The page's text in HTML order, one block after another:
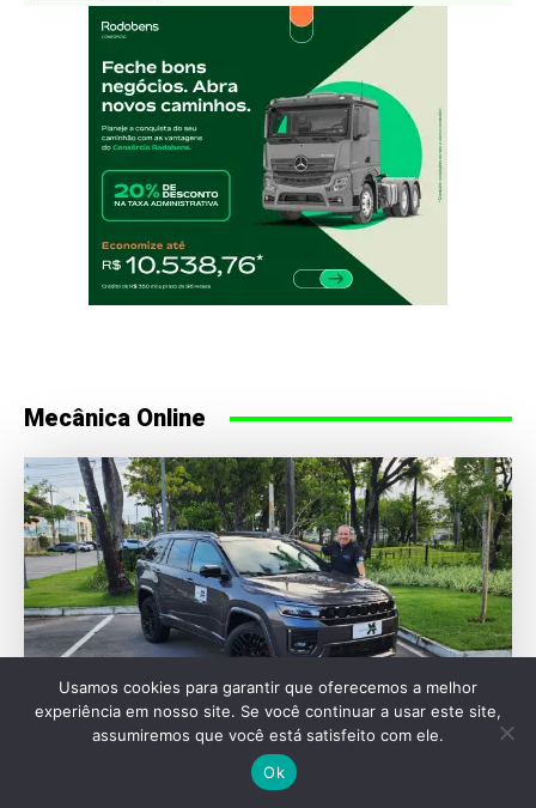
Mecânica Online
Usamos cookies para garantir que oferecemos a melhor
experiência em nosso site. Se você continuar a usar este site,
assumiremos que você está satisfeito com ele.
Ok